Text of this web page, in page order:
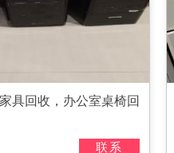
具回收，办公室桌椅回
联系